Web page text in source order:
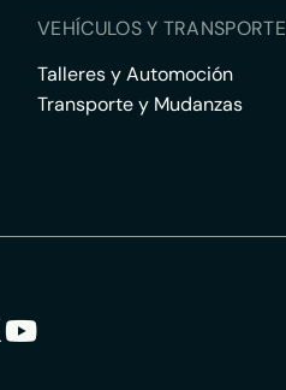
VEHÍCULOS Y TRANSPORTE
Talleres y Automoción
Transporte y Mudanzas